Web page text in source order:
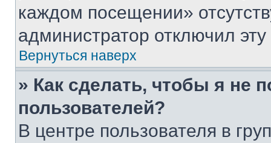
каждом посещении»
администратор отключил
Вернуться наверх
» Как сделать, чтобы я не
пользователей?
В центре пользователя в